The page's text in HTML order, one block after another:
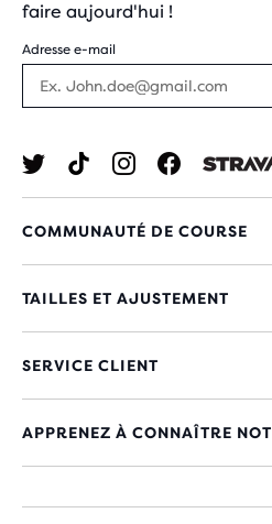
faire aujourd'hui !
Adresse e-mail
COMMUNAUTÉ DE COURSE
TAILLES ET AJUSTEMENT
SERVICE CLIENT
APPRENEZ À CONNAÎTRE